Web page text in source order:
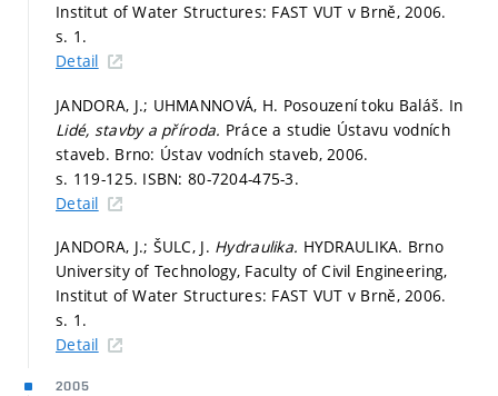
Institut of Water Structures: FAST VUT v Brně, 2006.
s. 1.
Detail
JANDORA, J.; UHMANNOVÁ, H. Posouzení toku Baláš. In
Lidé, stavby a příroda. Práce a studie Ústavu vodních
staveb. Brno: Ústav vodních staveb, 2006.
s. 119-125. ISBN: 80-7204-475-3.
Detail
JANDORA, J.; ŠULC, J. Hydraulika. HYDRAULIKA. Brno
University of Technology, Faculty of Civil Engineering,
Institut of Water Structures: FAST VUT v Brně, 2006.
s. 1.
Detail
2005